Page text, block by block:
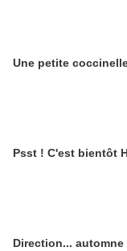
Une petite
Psst ! C'est bientôt
Direction... automne